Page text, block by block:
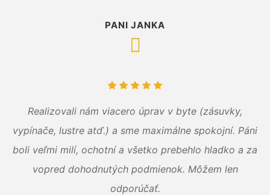
PANI JANKA
Realizovali nám viacero úprav v byte (zásuvky,
vypínače, lustre atď.) a sme maximálne spokojní. Páni
boli veľmi milí, ochotní a všetko prebehlo hladko a za
vopred dohodnutých podmienok. Môžem len
odporúčať.